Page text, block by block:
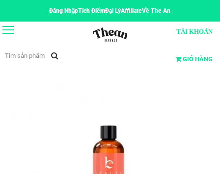
Đăng NhậpTích ĐiểmĐại LýAffiliateVề The An
TÀI KHOẢN
GIỎ HÀNG